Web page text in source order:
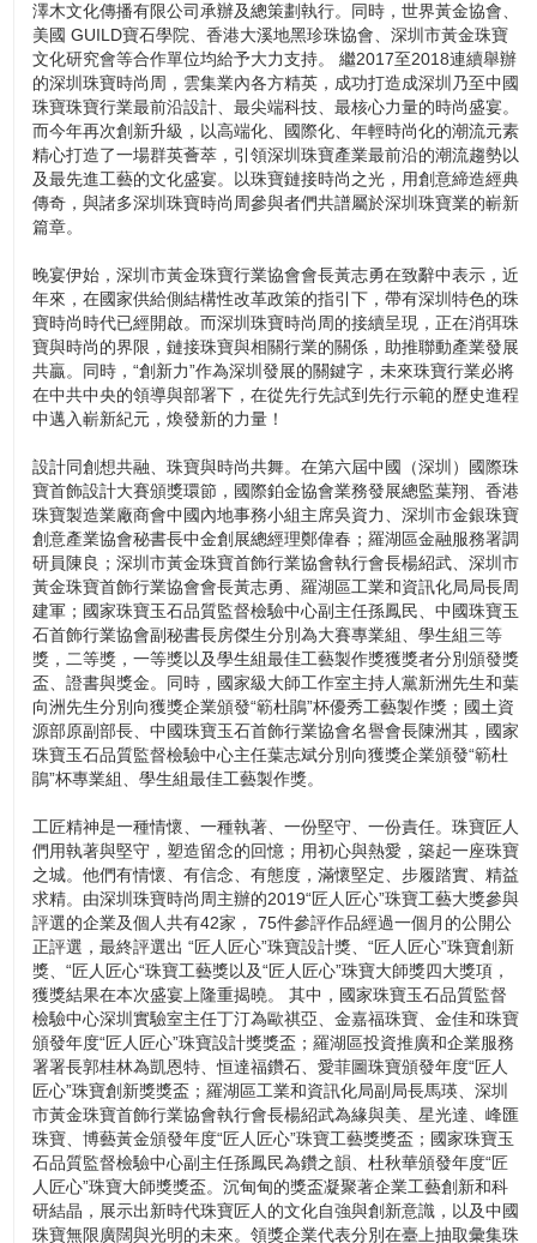
澤木文化傳播有限公司承辦及總策劃執行。同時，世界黃金協會、
美國 GUILD寶石學院、香港大溪地黑珍珠協會、深圳市黃金珠寶
文化研究會等合作單位均給予大力支持。 繼2017至2018連續舉辦
的深圳珠寶時尚周，雲集業內各方精英，成功打造成深圳乃至中國
珠寶珠寶行業最前沿設計、最尖端科技、最核心力量的時尚盛宴。
而今年再次創新升級，以高端化、國際化、年輕時尚化的潮流元素
精心打造了一場群英薈萃，引領深圳珠寶產業最前沿的潮流趨勢以
及最先進工藝的文化盛宴。以珠寶鏈接時尚之光，用創意締造經典
傳奇，與諸多深圳珠寶時尚周參與者們共譜屬於深圳珠寶業的嶄新
篇章。
晚宴伊始，深圳市黃金珠寶行業協會會長黃志勇在致辭中表示，近
年來，在國家供給側結構性改革政策的指引下，帶有深圳特色的珠
寶時尚時代已經開啟。而深圳珠寶時尚周的接續呈現，正在消弭珠
寶與時尚的界限，鏈接珠寶與相關行業的關係，助推聯動產業發展
共贏。同時，“創新力”作為深圳發展的關鍵字，未來珠寶行業必將
在中共中央的領導與部署下，在從先行先試到先行示範的歷史進程
中邁入嶄新紀元，煥發新的力量！
設計同創想共融、珠寶與時尚共舞。在第六屆中國（深圳）國際珠
寶首飾設計大賽頒獎環節，國際鉑金協會業務發展總監葉翔、香港
珠寶製造業廠商會中國內地事務小組主席吳資力、深圳市金銀珠寶
創意產業協會秘書長中金創展總經理鄭偉春；羅湖區金融服務署調
研員陳良；深圳市黃金珠寶首飾行業協會執行會長楊紹武、深圳市
黃金珠寶首飾行業協會會長黃志勇、羅湖區工業和資訊化局局長周
建軍；國家珠寶玉石品質監督檢驗中心副主任孫鳳民、中國珠寶玉
石首飾行業協會副秘書長房傑生分別為大賽專業組、學生組三等
獎，二等獎，一等獎以及學生組最佳工藝製作獎獲獎者分別頒發獎
盃、證書與獎金。同時，國家級大師工作室主持人黨新洲先生和葉
向洲先生分別向獲獎企業頒發“簕杜鵑”杯優秀工藝製作獎；國土資
源部原副部長、中國珠寶玉石首飾行業協會名譽會長陳洲其，國家
珠寶玉石品質監督檢驗中心主任葉志斌分別向獲獎企業頒發“簕杜
鵑”杯專業組、學生組最佳工藝製作獎。
工匠精神是一種情懷、一種執著、一份堅守、一份責任。珠寶匠人
們用執著與堅守，塑造留念的回憶；用初心與熱愛，築起一座珠寶
之城。他們有情懷、有信念、有態度，滿懷堅定、步履踏實、精益
求精。由深圳珠寶時尚周主辦的2019“匠人匠心”珠寶工藝大獎參與
評選的企業及個人共有42家， 75件參評作品經過一個月的公開公
正評選，最終評選出 “匠人匠心”珠寶設計獎、“匠人匠心”珠寶創新
獎、“匠人匠心“珠寶工藝獎以及“匠人匠心”珠寶大師獎四大獎項，
獲獎結果在本次盛宴上隆重揭曉。 其中，國家珠寶玉石品質監督
檢驗中心深圳實驗室主任丁汀為歐祺亞、金嘉福珠寶、金佳和珠寶
頒發年度“匠人匠心”珠寶設計獎獎盃；羅湖區投資推廣和企業服務
署署長郭桂林為凱恩特、恒達福鑽石、愛菲圖珠寶頒發年度“匠人
匠心”珠寶創新獎獎盃；羅湖區工業和資訊化局副局長馬瑛、深圳
市黃金珠寶首飾行業協會執行會長楊紹武為緣與美、星光達、峰匯
珠寶、博藝黃金頒發年度“匠人匠心”珠寶工藝獎獎盃；國家珠寶玉
石品質監督檢驗中心副主任孫鳳民為鑽之韻、杜秋華頒發年度“匠
人匠心”珠寶大師獎獎盃。沉甸甸的獎盃凝聚著企業工藝創新和科
研結晶，展示出新時代珠寶匠人的文化自強與創新意識，以及中國
珠寶無限廣闊與光明的未來。領獎企業代表分別在臺上抽取彙集珠